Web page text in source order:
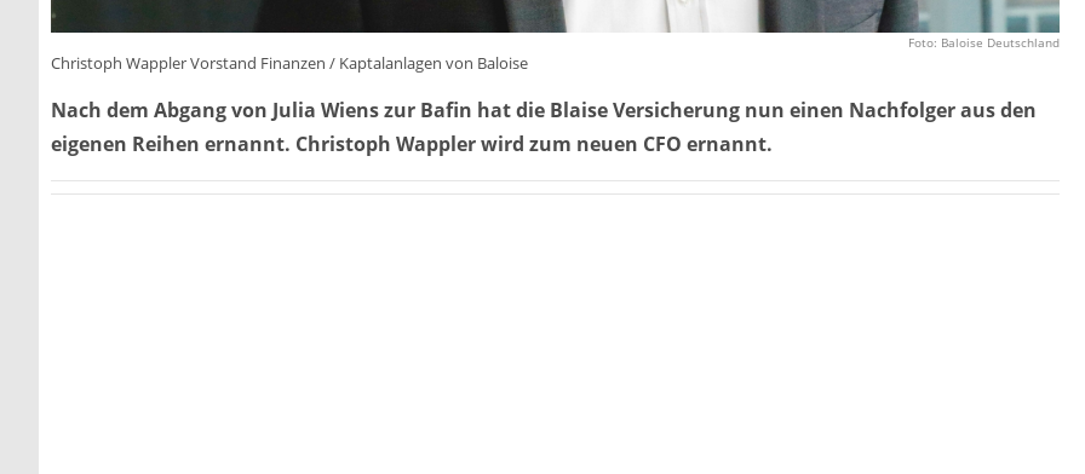
Foto: Baloise Deutschland
Christoph Wappler Vorstand Finanzen / Kaptalanlagen von Baloise
Nach dem Abgang von Julia Wiens zur Bafin hat die Blaise Versicherung nun einen Nachfolger aus den
eigenen Reihen ernannt. Christoph Wappler wird zum neuen CFO ernannt.